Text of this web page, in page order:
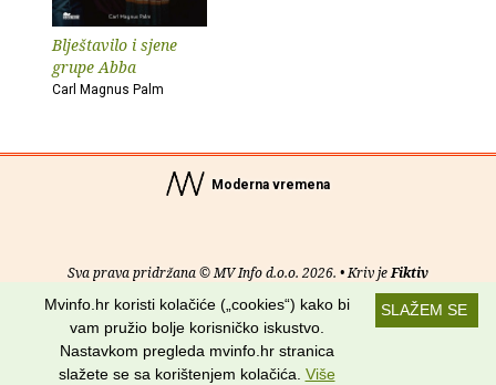
Blještavilo i sjene
grupe Abba
Carl Magnus Palm
Moderna vremena
Sva prava pridržana © MV Info d.o.o. 2026. • Kriv jeFiktiv
Uvjeti korištenja RSS kanali
Potraži nas na:
SLAŽEM SE
Mvinfo.hr koristi kolačiće („cookies“) kako bi
vam pružio bolje korisničko iskustvo.
Nastavkom pregleda mvinfo.hr stranica
slažete se sa korištenjem kolačića. Više